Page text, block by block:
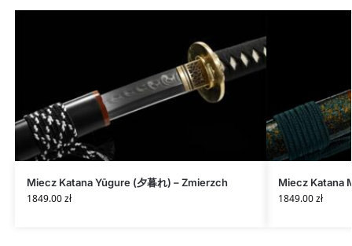
Miecz Katana Yūgure (夕暮れ) – Zmierzch
1849.00zł
Miecz Katana
1849.00zł